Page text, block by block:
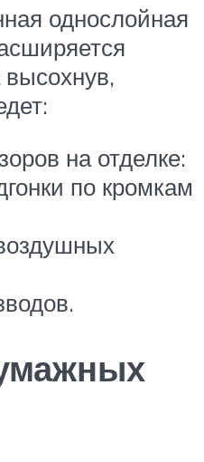
однослойная
высохнув,
на отделке:
по кромкам